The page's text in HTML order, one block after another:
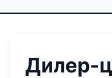
Дилер-